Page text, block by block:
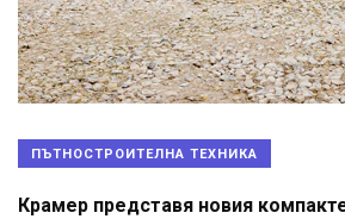
ПЪТНОСТРОИТЕЛНА ТЕХНИКА
Крамер представя новия